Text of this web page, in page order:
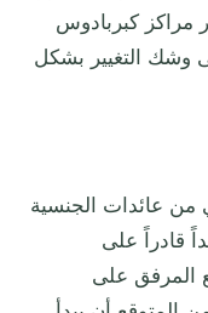
مراكز كبربادوس
وشك التغيير بشكل
من عائدات الجنسية
قادراً على
المرفق على